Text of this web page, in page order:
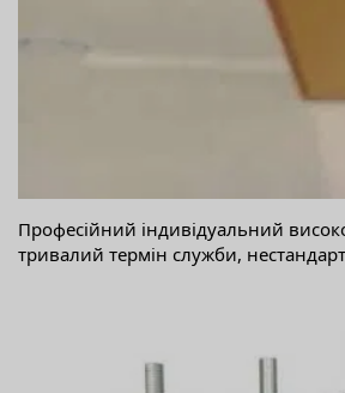
Професійний індивідуальний
тривалий термін служби,